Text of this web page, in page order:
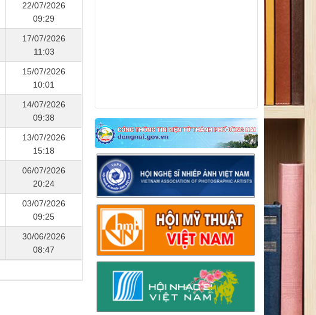
22/07/2026
09:29
17/07/2026
11:03
15/07/2026
10:01
14/07/2026
09:38
13/07/2026
15:18
06/07/2026
20:24
03/07/2026
09:25
30/06/2026
08:47